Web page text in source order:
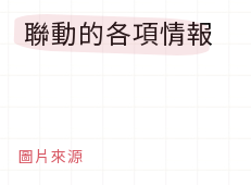
聯動的各項情報
圖片來源